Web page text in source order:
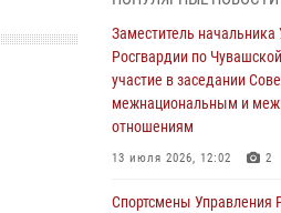
В июле сотрудники
охраны Росгвардии
граждан,
правонарушений
03 августа 2026, 08:20
В Росгвардии
Заместитель начальника
Росгвардии по
участие в заседании
межнациональным и
отношениям
13 июля 2026, 12:02 2
Спортсмены Управления